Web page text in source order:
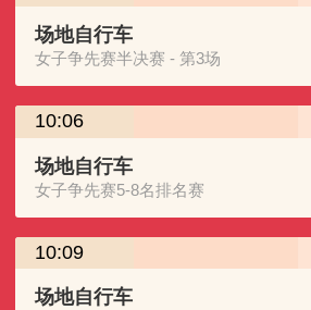
场地自行车
女子争先赛半决赛 - 第3场
10:06
场地自行车
女子争先赛5-8名排名赛
10:09
场地自行车